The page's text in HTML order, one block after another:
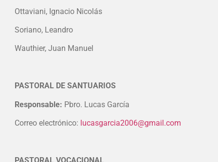
Ottaviani, Ignacio Nicolás
Soriano, Leandro
Wauthier, Juan Manuel
PASTORAL DE SANTUARIOS
Responsable: Pbro. Lucas García
Correo electrónico: lucasgarcia2006@gmail.com